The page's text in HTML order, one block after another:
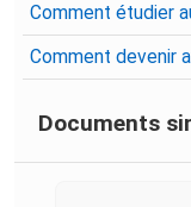
Comment étudier
Comment devenir
Documents